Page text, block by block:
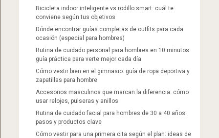
Bicicleta indoor inteligente vs rodillo smart: cuál te
conviene según tus objetivos
Dónde encontrar guías completas de outfits para cada
ocasión (especial para hombres)
Rutina de cuidado personal para hombres en 10 minutos:
guía práctica para verte mejor cada día
Cómo vestir bien en el gimnasio: guía de ropa deportiva y
zapatillas para hombre
Accesorios masculinos que marcan la diferencia: cómo
usar relojes, pulseras y anillos
Rutina de cuidado facial para hombres de 30 a 40 años:
pasos y productos clave
Cómo vestir para una primera cita según el plan: ideas de